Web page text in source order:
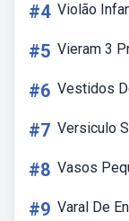
#4 Violão
#5 Vieram 3
#6 Vestidos
#7 Versiculo
#8 Vasos
#9 Varal De